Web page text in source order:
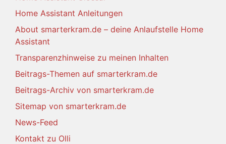
Home Assistant Anleitungen
About smarterkram.de – deine Anlaufstelle Home
Assistant
Transparenzhinweise zu meinen Inhalten
Beitrags-Themen auf smarterkram.de
Beitrags-Archiv von smarterkram.de
Sitemap von smarterkram.de
News-Feed
Kontakt zu Olli